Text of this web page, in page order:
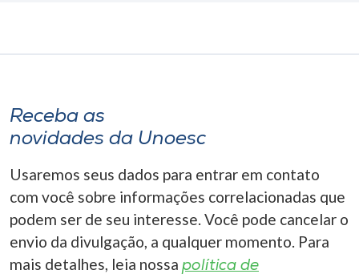
Receba as
novidades da Unoesc
Usaremos seus dados para entrar em contato
com você sobre informações correlacionadas que
podem ser de seu interesse. Você pode cancelar o
envio da divulgação, a qualquer momento. Para
mais detalhes, leia nossa política de